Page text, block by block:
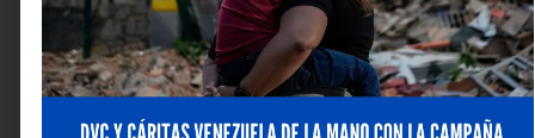
del día, los siete días de la semana, sin sustituir otros
canales de atención directa como la telefónica con
personal humano, también a través de su página web
o en sus oficinas, garantizando así diversas opciones
para el usuario.